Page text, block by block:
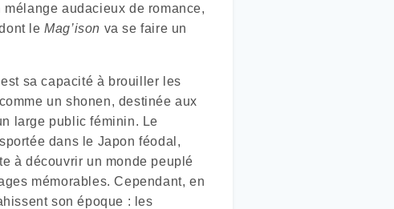
audacieux de romance,
leMag’ison va se faire un
sa capacité à brouiller les
un shonen, destinée aux
large public féminin. Le
dans le Japon féodal,
à découvrir un monde peuplé
mémorables. Cependant, en
son époque : les